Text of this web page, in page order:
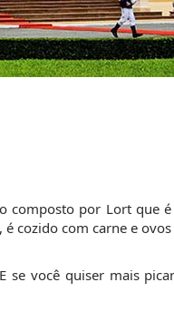
composto por Lort que
cozido com carne e
você quiser mais